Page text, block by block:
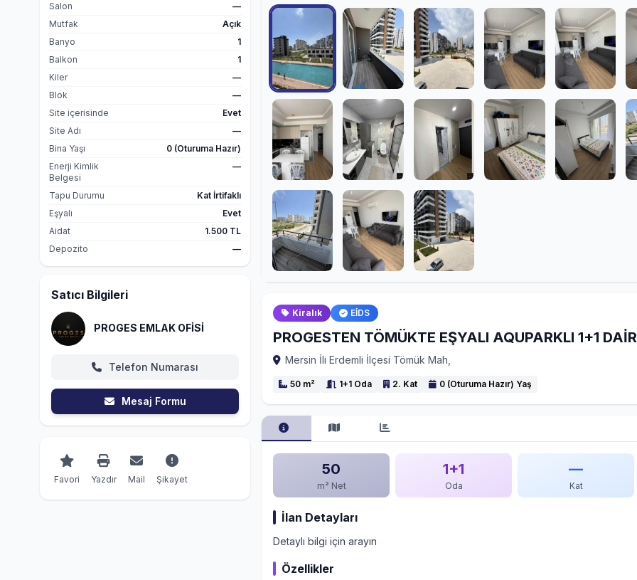
Salon
—
Mutfak
Açık
Banyo
1
Balkon
1
Kiler
—
Blok
—
Site içerisinde
Evet
Site Adı
—
Bina Yaşı
0 (Oturuma Hazır)
Enerji Kimlik
Belgesi
—
Tapu Durumu
Kat İrtifaklı
Eşyalı
Evet
Aidat
1.500 TL
Depozito
—
Satıcı Bilgileri
PROGES EMLAK OFİSİ
Telefon Numarası
Mesaj Formu
Favori Yazdır Mail Şikayet
Kiralık EİDS
PROGESTEN TÖMÜKTE EŞYALI AQUPARKLI 1+1
Mersin İli Erdemli İlçesi Tömük Mah,
50 m² 1+1 Oda 2. Kat 0 (Oturuma Hazır) Yaş
50
m² Net
1+1
Oda
—
Kat
İlan Detayları
Detaylı bilgi için arayın
Özellikler